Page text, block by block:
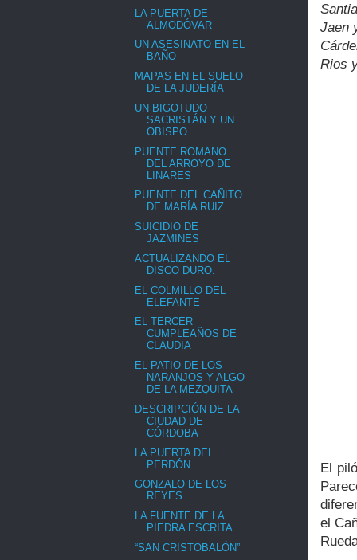
Jaen
Rios
El
el
LA PUERTA DE
ALMODÓVAR
UN ASESINATO EN EL
BAÑO
MAPAS EN EL SUELO
DE LA JUDERÍA
UN BIGOTUDO
SACRISTÁN Y UN
OBISPO
PUENTE ROMANO
DEL ARROYO DE
LINARES
PUENTE DEL CAÑITO
DE MARÍA RUIZ
SUICIDIO DE
JAZMINES
ACTUALIZANDO EL
DISCO DURO.
EL COLMILLO DEL
ELEFANTE
EL TERCER
CUMPLEAÑOS DE
CLAUDIA
EL PATIO DE LOS
NARANJOS Y ALGO
DE LA MEZQUITA
DESCRIPCIÓN DE LA
CIUDAD DE
CÓRDOBA
LA PUERTA DEL
PERDÓN
GONZALO DE LOS
REYES
LA FUENTE DE LA
PIEDRA ESCRITA
“SAN CRISTOBALÓN”